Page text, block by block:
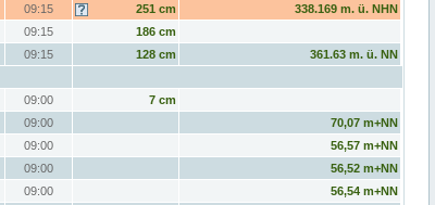
09:15 251 cm
338.169 m. ü. NHN
09:15
186 cm
09:15 128 cm
361.63 m. ü. NN
09:00
7 cm
09:00
70,07 m+NN
09:00
56,57 m+NN
09:00
56,52 m+NN
09:00
56,54 m+NN